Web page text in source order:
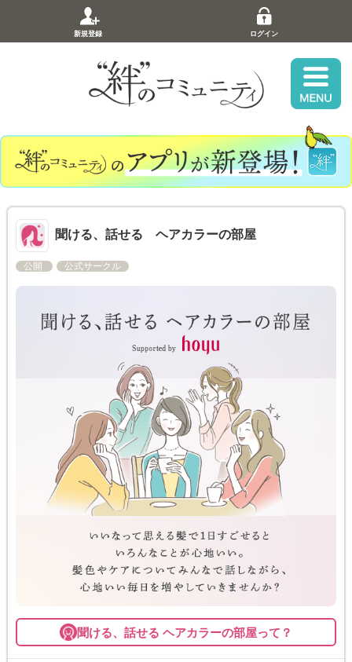
新規登録 ログイン
聞ける、話せる ヘアカラーの部屋
公開 公式サークル
聞ける、話せる ヘアカラーの部屋って？